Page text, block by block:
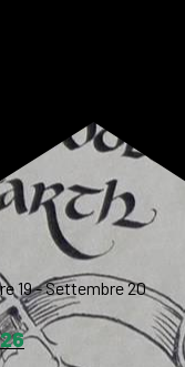
19-Settembre 20